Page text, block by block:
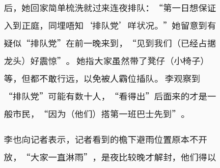
后，她回家简单梳洗就过来连夜排队：“第一日想保证
入到正庭，同埋唔知‘排队党’咩状况。”她留意到有
疑似“排队党”在前一晚来到，“见到我们（已经占据
龙头）好震惊”。 她指大家虽然带了凳仔（小椅子）
等，但都不敢行远，以免被人霸位插队。 李观察到
“排队党”可能有数十人，“看得出”后面来的才是一
般市民，“因为（他们）搭第一班巴士先到”。
李也向记者表示，记者看到的檐下避雨位置原本不开
放，“大家一直淋雨”，是夜比较晚才解封，他们得以